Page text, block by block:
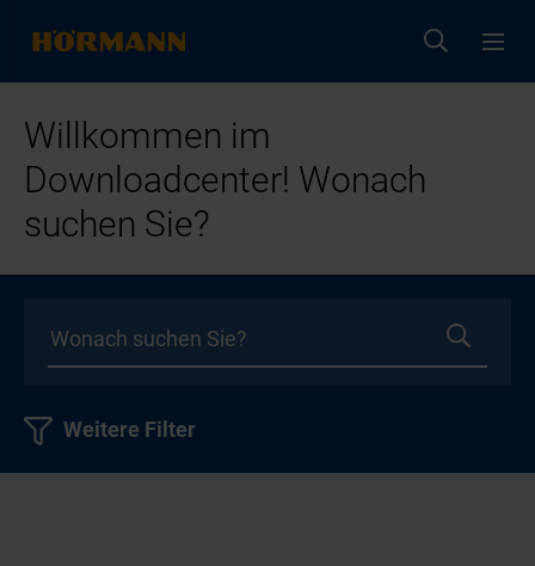
Willkommen im
Downloadcenter! Wonach
suchen Sie?
Weitere Filter